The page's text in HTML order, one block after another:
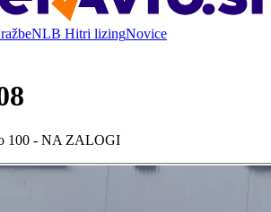
NLB Hitri lizingNovice
100 - NA ZALOGI